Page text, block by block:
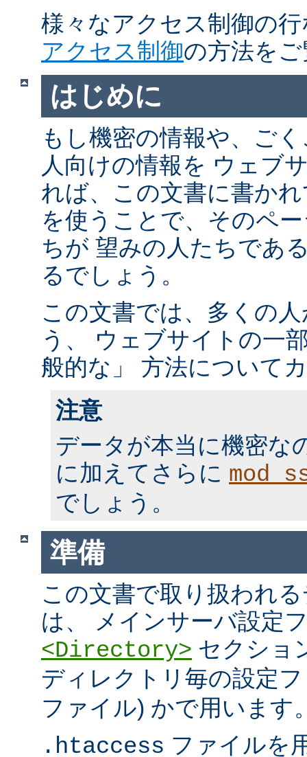
様々なアクセス制御の
アクセス制御の方法を
はじめに
もし機密の情報や、ご
人向けの情報を ウェブ
れば、この文書に書か
を使うことで、そのペ
ちが 望みの人たちであ
るでしょう。
この文書では、多くの
う、 ウェブサイトの一
般的な」 方法について
注意
データが本当に機密な
に加えてさらに
でしょう。
準備
この文書で取り扱われ
は、 メインサーバ設定
<Directory> セクショ
ディレクトリ毎の設定
ファイル) かで用います
.htaccess ファイルを